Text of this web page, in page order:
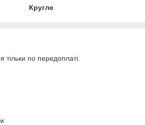
Кругле
тільки по передоплаті.